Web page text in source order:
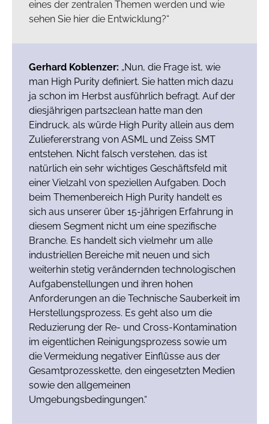
eines der zentralen Themen werden und wie
sehen Sie hier die Entwicklung?“
Gerhard Koblenzer: „Nun, die Frage ist, wie
man High Purity definiert. Sie hatten mich dazu
ja schon im Herbst ausführlich befragt. Auf der
diesjährigen parts2clean hatte man den
Eindruck, als würde High Purity allein aus dem
Zuliefererstrang von ASML und Zeiss SMT
entstehen. Nicht falsch verstehen, das ist
natürlich ein sehr wichtiges Geschäftsfeld mit
einer Vielzahl von speziellen Aufgaben. Doch
beim Themenbereich High Purity handelt es
sich aus unserer über 15-jährigen Erfahrung in
diesem Segment nicht um eine spezifische
Branche. Es handelt sich vielmehr um alle
industriellen Bereiche mit neuen und sich
weiterhin stetig verändernden technologischen
Aufgabenstellungen und ihren hohen
Anforderungen an die Technische Sauberkeit im
Herstellungsprozess. Es geht also um die
Reduzierung der Re- und Cross-Kontamination
im eigentlichen Reinigungsprozess sowie um
die Vermeidung negativer Einflüsse aus der
Gesamtprozesskette, den eingesetzten Medien
sowie den allgemeinen
Umgebungsbedingungen.“